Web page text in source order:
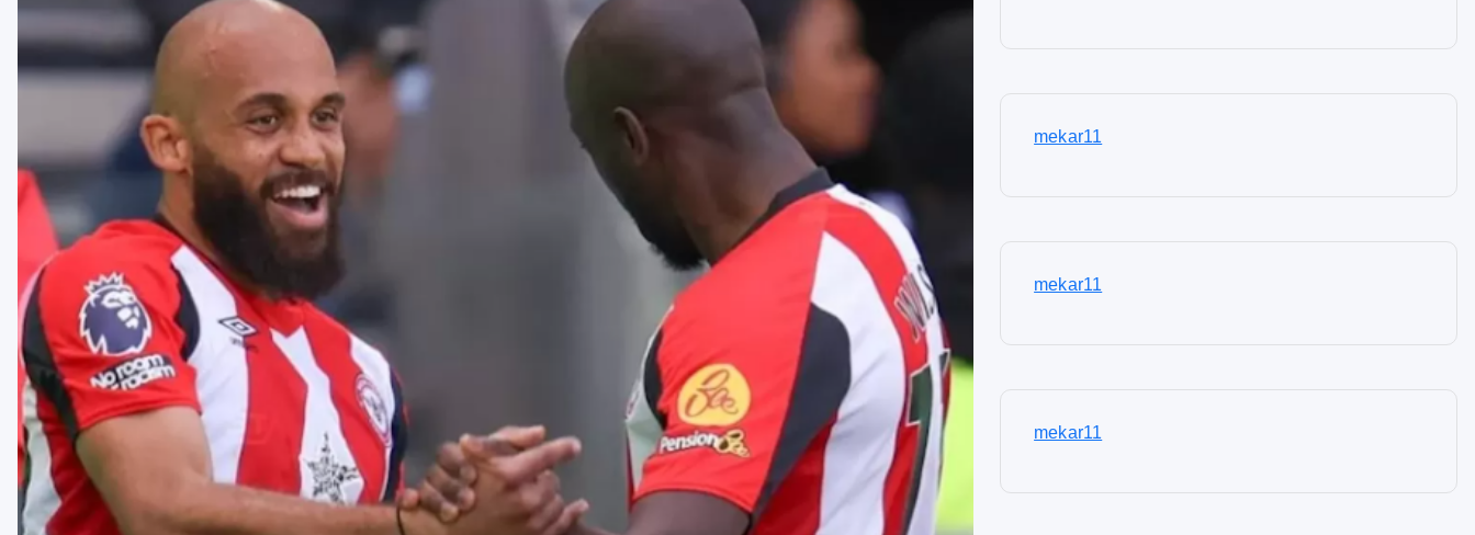
mekar11
mekar11
mekar11